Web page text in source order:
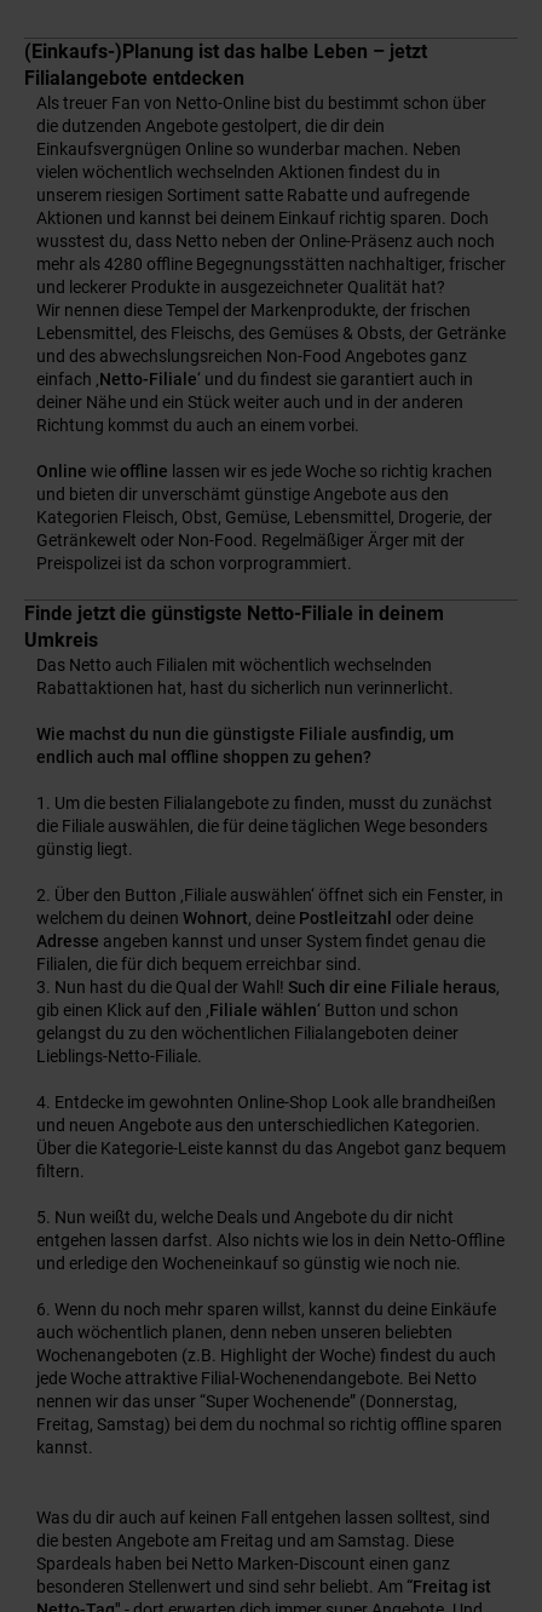
(Einkaufs-)Planung ist das halbe Leben – jetzt
Filialangebote entdecken
Als treuer Fan von Netto-Online bist du bestimmt schon über
die dutzenden Angebote gestolpert, die dir dein
Einkaufsvergnügen Online so wunderbar machen. Neben
vielen wöchentlich wechselnden Aktionen findest du in
unserem riesigen Sortiment satte Rabatte und aufregende
Aktionen und kannst bei deinem Einkauf richtig sparen. Doch
wusstest du, dass Netto neben der Online-Präsenz auch noch
mehr als 4280 offline Begegnungsstätten nachhaltiger, frischer
und leckerer Produkte in ausgezeichneter Qualität hat?
Wir nennen diese Tempel der Markenprodukte, der frischen
Lebensmittel, des Fleischs, des Gemüses & Obsts, der Getränke
und des abwechslungsreichen Non-Food Angebotes ganz
einfach ‚Netto-Filiale‘ und du findest sie garantiert auch in
deiner Nähe und ein Stück weiter auch und in der anderen
Richtung kommst du auch an einem vorbei.
Online wieoffline lassen wir es jede Woche so richtig krachen
und bieten dir unverschämt günstige Angebote aus den
Kategorien Fleisch, Obst, Gemüse, Lebensmittel, Drogerie, der
Getränkewelt oder Non-Food. Regelmäßiger Ärger mit der
Preispolizei ist da schon vorprogrammiert.
Finde jetzt die günstigste Netto-Filiale in deinem
Umkreis
Das Netto auch Filialen mit wöchentlich wechselnden
Rabattaktionen hat, hast du sicherlich nun verinnerlicht.
Wie machst du nun die günstigste Filiale ausfindig, um
endlich auch mal offline shoppen zu gehen?
Um die besten Filialangebote zu finden, musst du zunächst
die Filiale auswählen, die für deine täglichen Wege besonders
günstig liegt.
Über den Button ‚Filiale auswählen‘ öffnet sich ein Fenster, in
welchem du deinen Wohnort, deine Postleitzahl oder deine
Adresse angeben kannst und unser System findet genau die
Filialen, die für dich bequem erreichbar sind.
Nun hast du die Qual der Wahl! Such dir eine Filiale heraus,
gib einen Klick auf den ‚Filiale wählen‘ Button und schon
gelangst du zu den wöchentlichen Filialangeboten deiner
Lieblings-Netto-Filiale.
Entdecke im gewohnten Online-Shop Look alle brandheißen
und neuen Angebote aus den unterschiedlichen Kategorien.
Über die Kategorie-Leiste kannst du das Angebot ganz bequem
filtern.
Nun weißt du, welche Deals und Angebote du dir nicht
entgehen lassen darfst. Also nichts wie los in dein Netto-Offline
und erledige den Wocheneinkauf so günstig wie noch nie.
Wenn du noch mehr sparen willst, kannst du deine Einkäufe
auch wöchentlich planen, denn neben unseren beliebten
Wochenangeboten (z.B. Highlight der Woche) findest du auch
jede Woche attraktive Filial-Wochenendangebote. Bei Netto
nennen wir das unser “Super Wochenende” (Donnerstag,
Freitag, Samstag) bei dem du nochmal so richtig offline sparen
kannst.
Was du dir auch auf keinen Fall entgehen lassen solltest, sind
die besten Angebote am Freitag und am Samstag. Diese
Spardeals haben bei Netto Marken-Discount einen ganz
besonderen Stellenwert und sind sehr beliebt. Am “Freitag ist